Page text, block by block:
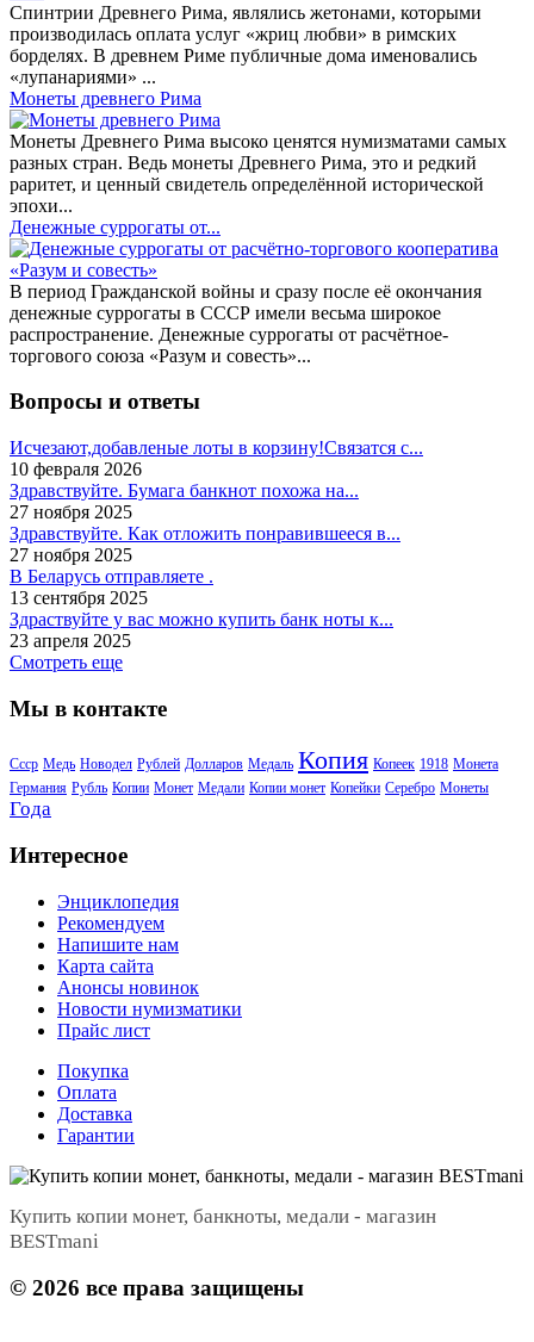
Спинтрии Древнего Рима, являлись жетонами, которыми
производилась оплата услуг «жриц любви» в римских
борделях. В древнем Риме публичные дома именовались
«лупанариями» ...
Монеты древнего Рима
Монеты Древнего Рима высоко ценятся нумизматами самых
разных стран. Ведь монеты Древнего Рима, это и редкий
раритет, и ценный свидетель определённой исторической
эпохи...
Денежные суррогаты от...
В период Гражданской войны и сразу после её окончания
денежные суррогаты в СССР имели весьма широкое
распространение. Денежные суррогаты от расчётное-
торгового союза «Разум и совесть»...
Вопросы и ответы
Исчезают,добавленые лоты в корзину!Связатся с...
10 февраля 2026
Здравствуйте. Бумага банкнот похожа на...
27 ноября 2025
Здравствуйте. Как отложить понравившееся в...
27 ноября 2025
В Беларусь отправляете .
13 сентября 2025
Здраствуйте у вас можно купить банк ноты к...
23 апреля 2025
Смотреть еще
Мы в контакте
Ссср Медь Новодел Рублей Долларов Медаль Копия Копеек 1918 Монета
Германия Рубль Копии Монет Медали Копии монет Копейки Серебро Монеты
Года
Интересное
Энциклопедия
Рекомендуем
Напишите нам
Карта сайта
Анонсы новинок
Новости нумизматики
Прайс лист
Покупка
Оплата
Доставка
Гарантии
Купить копии монет, банкноты, медали - магазин
BESTmani
© 2026 все права защищены